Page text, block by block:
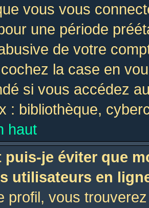
vous vous
une période
de votre
la case en
si vous accédez
: bibliothèque,
haut
puis-je éviter que
utilisateurs en
profil, vous